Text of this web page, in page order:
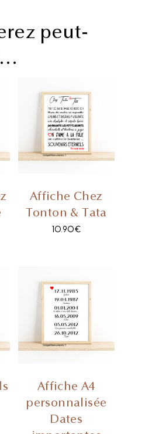
peut-
Affiche Chez
Tonton & Tata
10.90€
Affiche A4
personnalisée
Dates